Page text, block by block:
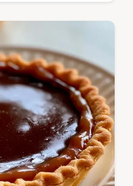
chocolat au
chocolat au lait